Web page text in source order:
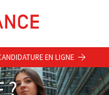
?
EN LIGNE